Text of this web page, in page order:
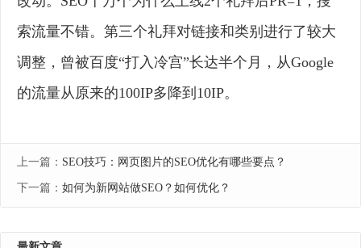
索流量不错。第三个礼拜对链接和类别进行了较大
调整，曾被百度“打入冷宫”长达半个月，从Google
的流量从原来的100IP多降到10IP。
上一篇： SEO技巧：​网页图片的SEO优化有哪些要点？
下一篇： 如何为新网站做SEO？如何优化？